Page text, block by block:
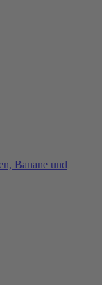
Banane und